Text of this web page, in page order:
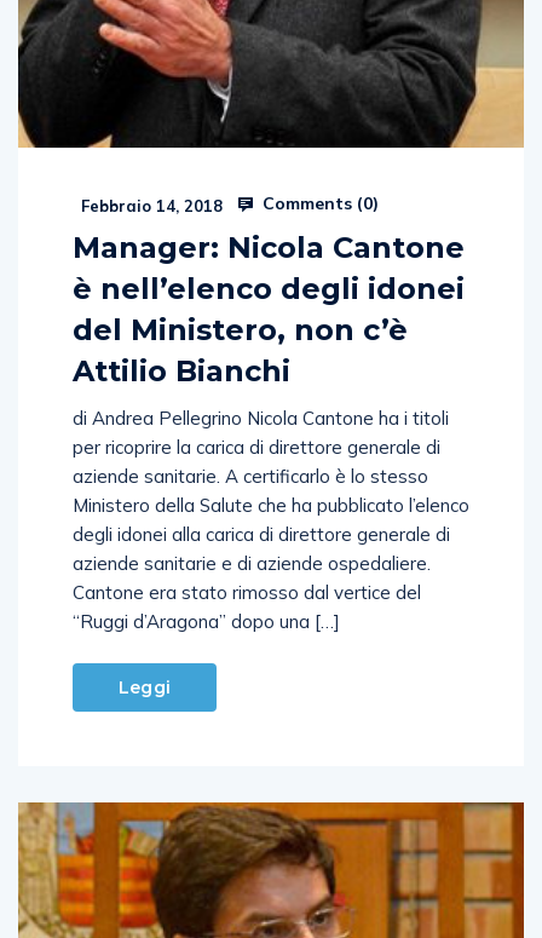
Febbraio 14, 2018 Comments (0)
Manager: Nicola Cantone
è nell’elenco degli idonei
del Ministero, non c’è
Attilio Bianchi
di Andrea Pellegrino Nicola Cantone ha i titoli
per ricoprire la carica di direttore generale di
aziende sanitarie. A certificarlo è lo stesso
Ministero della Salute che ha pubblicato l’elenco
degli idonei alla carica di direttore generale di
aziende sanitarie e di aziende ospedaliere.
Cantone era stato rimosso dal vertice del
“Ruggi d’Aragona” dopo una […]
Leggi